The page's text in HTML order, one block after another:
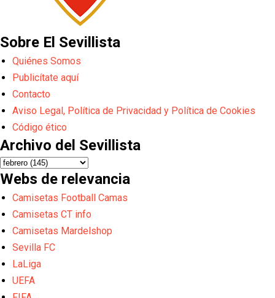
Sobre El Sevillista
Quiénes Somos
Publicítate aquí
Contacto
Aviso Legal, Política de Privacidad y Política de Cookies
Código ético
Archivo del Sevillista
Webs de relevancia
Camisetas Football Camas
Camisetas CT info
Camisetas Mardelshop
Sevilla FC
LaLiga
UEFA